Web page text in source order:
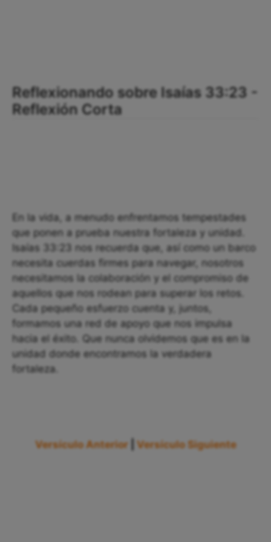
Reflexionando sobre Isaías 33:23 -
Reflexión Corta
En la vida, a menudo enfrentamos tempestades
que ponen a prueba nuestra fortaleza y unidad.
Isaías 33:23 nos recuerda que, así como un barco
necesita cuerdas firmes para navegar, nosotros
necesitamos la colaboración y el compromiso de
aquellos que nos rodean para superar los retos.
Cada pequeño esfuerzo cuenta y, juntos,
formamos una red de apoyo que nos impulsa
hacia el éxito. Que nunca olvidemos que es en la
unidad donde encontramos la verdadera
fortaleza.
Versículo Anterior Versículo Siguiente